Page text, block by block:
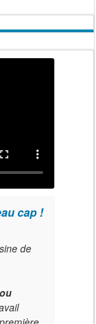
cap !
de